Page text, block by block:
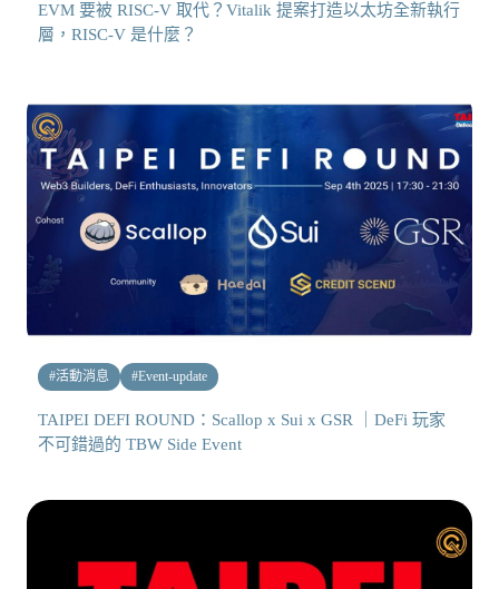
EVM 要被 RISC-V 取代？Vitalik 提案打造以太坊全新執行
層，RISC-V 是什麼？
#活動消息 #Event-update
TAIPEI DEFI ROUND：Scallop x Sui x GSR ｜DeFi 玩家
不可錯過的 TBW Side Event